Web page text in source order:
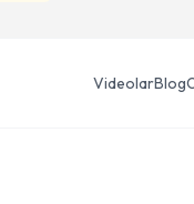
VideolarBlog